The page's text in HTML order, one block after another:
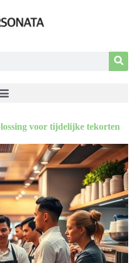
voor tijdelijke tekorten